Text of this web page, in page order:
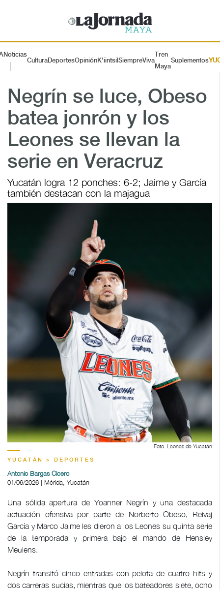
Noticias
CulturaDeportesOpiniónK'iintsil SiempreViva
Tren
Maya
Suplementos
Negrín se luce, Obeso
batea jonrón y los
Leones se llevan la
serie en Veracruz
Yucatán logra 12 ponches: 6-2; Jaime y García
también destacan con la majagua
Foto: Leones de Yucatán
YUCATÁN > DEPORTES
Antonio Bargas Cicero
01/06/2026 | Mérida, Yucatán
Una sólida apertura de Yoanner Negrín y una destacada
actuación ofensiva por parte de Norberto Obeso, Reivaj
García y Marco Jaime les dieron a los Leones su quinta serie
de la temporada y primera bajo el mando de Hensley
Meulens.
Negrín transitó cinco entradas con pelota de cuatro hits y
dos carreras sucias, mientras que los bateadores siete, ocho